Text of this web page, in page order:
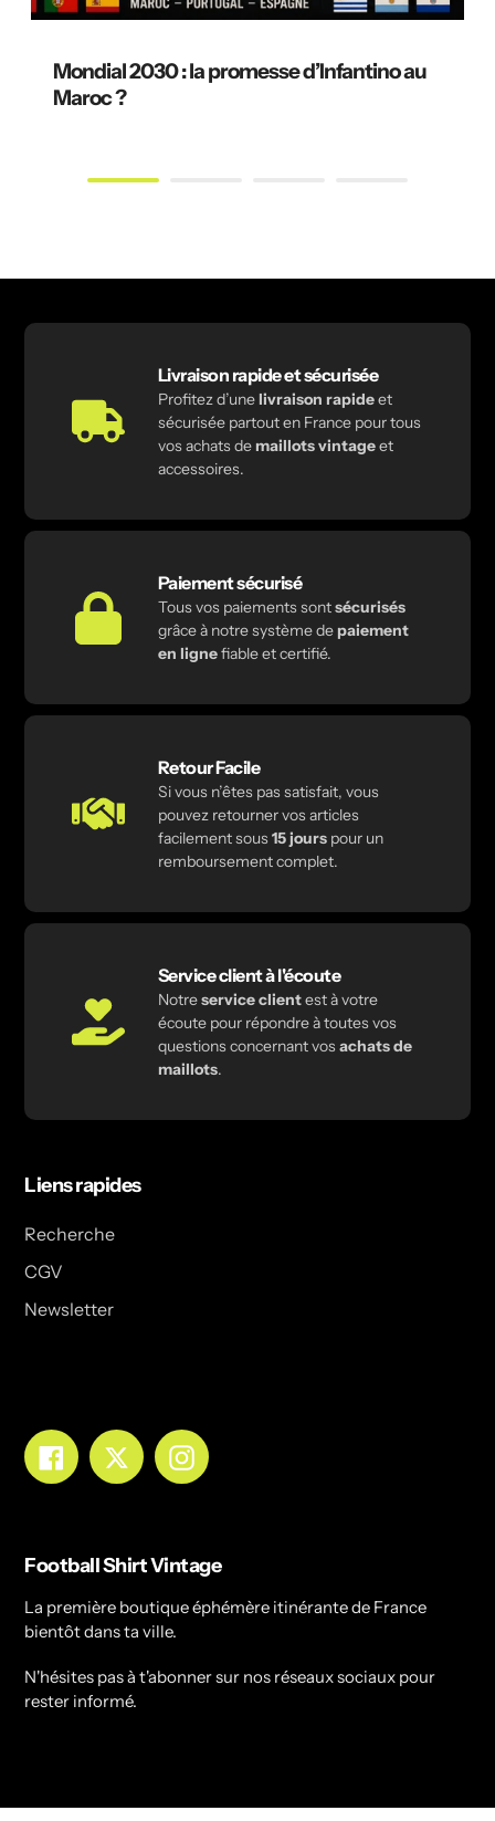
Mondial 2030 : la promesse d’Infantino au
Maroc ?
Livraison rapide et sécurisée
Profitez d’unelivraison rapideet
sécurisée partout en France pour tous
vos achats demaillots vintageet
accessoires.
Paiement sécurisé
Tous vos paiements sontsécurisés
grâce à notre système depaiement
en lignefiable et certifié.
Retour Facile
Si vous n’êtes pas satisfait, vous
pouvez retourner vos articles
facilement sous15 jourspour un
remboursement complet.
Service client à l'écoute
Notreservice clientest à votre
écoute pour répondre à toutes vos
questions concernant vosachats de
maillots.
Liens rapides
Recherche
CGV
Newsletter
FacebookTwitterInstagram
Football Shirt Vintage
La première boutique éphémère itinérante de France
bientôt dans ta ville.
N'hésites pas à t'abonner sur nos réseaux sociaux pour
rester informé.